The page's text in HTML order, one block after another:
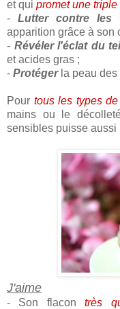
et qui promet une triple
- Lutter contre les
apparition grâce à son
- Révéler l'éclat du
et acides gras ;
- Protéger la peau
Pour tous les types
mains ou le
sensibles puisse aussi
J'aime
- Son flacontrès